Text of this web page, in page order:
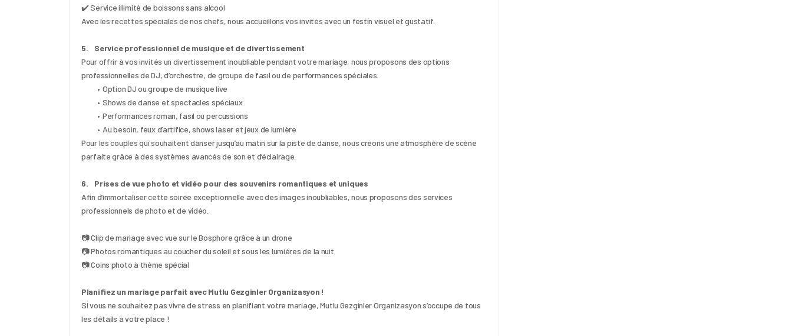
✔️ Service illimité de boissons sans alcool
Avec les recettes spéciales de nos chefs, nous accueillons vos invités avec un festin visuel et gustatif.
5.    Service professionnel de musique et de divertissement
Pour offrir à vos invités un divertissement inoubliable pendant votre mariage, nous proposons des options
professionnelles de DJ, d’orchestre, de groupe de fasıl ou de performances spéciales.
Option DJ ou groupe de musique live
Shows de danse et spectacles spéciaux
Performances roman, fasıl ou percussions
Au besoin, feux d’artifice, shows laser et jeux de lumière
Pour les couples qui souhaitent danser jusqu’au matin sur la piste de danse, nous créons une atmosphère de scène
parfaite grâce à des systèmes avancés de son et d’éclairage.
6.    Prises de vue photo et vidéo pour des souvenirs romantiques et uniques
Afin d’immortaliser cette soirée exceptionnelle avec des images inoubliables, nous proposons des services
professionnels de photo et de vidéo.
📷 Clip de mariage avec vue sur le Bosphore grâce à un drone
📷 Photos romantiques au coucher du soleil et sous les lumières de la nuit
📷 Coins photo à thème spécial
Planifiez un mariage parfait avec Mutlu Gezginler Organizasyon !
Si vous ne souhaitez pas vivre de stress en planifiant votre mariage, Mutlu Gezginler Organizasyon s’occupe de tous
les détails à votre place !